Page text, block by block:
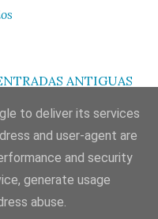
ANTIGUAS
de Blogger
Gilabert
to deliver its services
and user-agent are
and security
generate usage
abuse.